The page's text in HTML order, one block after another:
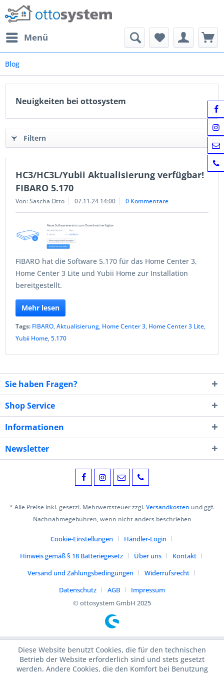
Menü
Blog
Neuigkeiten bei ottosystem
Filtern
HC3/HC3L/Yubii Aktualisierung verfügbar!
FIBARO 5.170
Von: Sascha Otto 07.11.24 14:00 0 Kommentare
FIBARO hat die Software 5.170 für das Home Center 3,
Home Center 3 Lite und Yubii Home zur Installation
bereitgestellt.
Mehr lesen
Tags: FIBARO,Aktualisierung, Home Center 3, Home Center 3 Lite,
Yubii Home,5.170
Sie haben Fragen?
Shop Service
Informationen
Newsletter
* Alle Preise inkl. gesetzl. Mehrwertsteuer zzgl.Versandkosten und ggf.
Nachnahmegebühren, wenn nicht anders beschrieben
Cookie-Einstellungen
Händler-Login
Hinweis gemäß § 18 Batteriegesetz
Über uns
Kontakt
Versand und Zahlungsbedingungen
Widerrufsrecht
Datenschutz
AGB
Impressum
© ottosystem GmbH 2025
Diese Website benutzt Cookies, die für den technischen
Betrieb der Website erforderlich sind und stets gesetzt
werden. Andere Cookies, die den Komfort bei Benutzung